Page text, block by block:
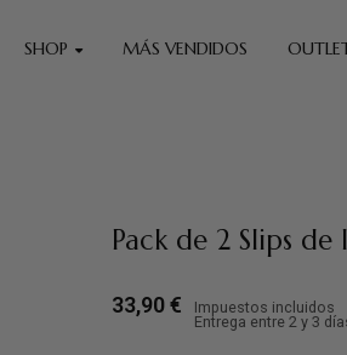
SHOP MÁS VENDIDOS
Pack de 2 Slips
33,90 €
Impuestos incluidos
Entrega entre 2 y 3